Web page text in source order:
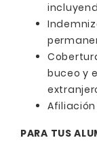
buceo y
Afiliación
PARA TUS